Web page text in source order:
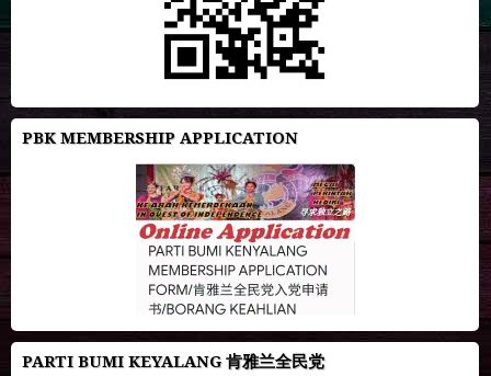
PBK MEMBERSHIP APPLICATION
PARTI BUMI KEYALANG 肯雅兰全民党